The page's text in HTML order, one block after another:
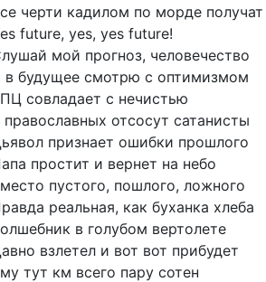
черти кадилом по морде получат
future, yes, yes future!
мой прогноз, человечество
в будущее смотрю с оптимизмом
совладает с нечистью
православных отсосут сатанисты
признает ошибки прошлого
простит и вернет на небо
пустого, пошлого, ложного
реальная, как буханка хлеба
в голубом вертолете
взлетел и вот вот прибудет
тут км всего пару сотен